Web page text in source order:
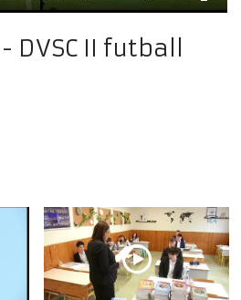
II futball